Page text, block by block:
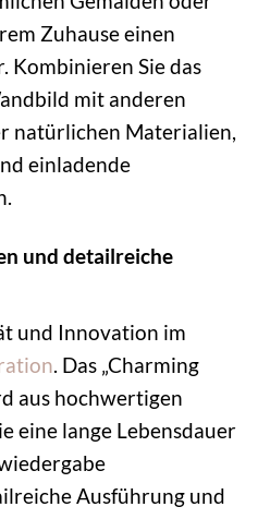
Zuhause einen
Kombinieren Sie das
mit anderen
natürlichen Materialien,
einladende
und detailreiche
und Innovation im
. Das „Charming
aus hochwertigen
eine lange Lebensdauer
Ausführung und